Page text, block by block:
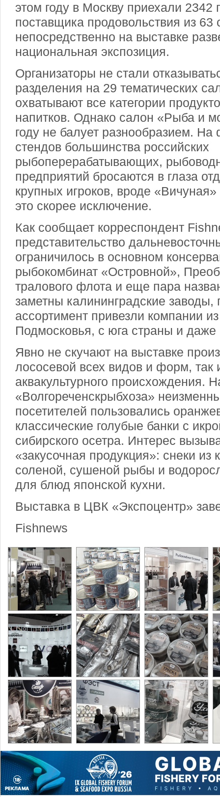
этом году в Москву приехали 2342
поставщика продовольствия из 63
непосредственно на выставке
национальная экспозиция.
Организаторы не стали
разделения на 29 тематических
охватывают все категории
напитков. Однако салон «Рыба и
году не балует разнообразием.
стендов большинства российских
рыбоперерабатывающих,
предприятий бросаются в глаза
крупных игроков, вроде
это скорее исключение.
Как сообщает корреспондент
представительство
ограничилось в основном
рыбокомбинат «Островной»,
тралового флота и еще пара
заметны калининградские
ассортимент привезли компании
Подмосковья, с юга страны и даже
Явно не скучают на выставке
лососевой всех видов и форм, так
аквакультурного происхождения.
«Волгореченскрыбхоза»
посетителей пользовались
классические голубые банки с
сибирского осетра. Интерес
«закусочная продукция»: снеки из
соленой, сушеной рыбы и
для блюд японской кухни.
Выставка в ЦВК «Экспоцентр»
Fishnews